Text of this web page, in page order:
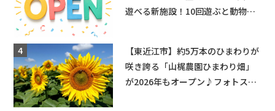
遊べる新施設！10回遊ぶと動物触
【東近江市】約5万本のひまわりが
咲き誇る「山梶農園ひまわり畑」
が2026年もオープン♪フォトスポ